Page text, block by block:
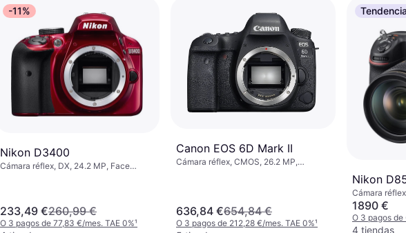
-11%
Nikon D3400
Cámara réflex, DX, 24.2 MP, Face
233,49 €260,99 €
O 3 pagos de 77,83 €/mes. TAE 0%¹
Canon EOS 6D Mark II
Cámara réflex, CMOS, 26.2 MP,
636,84 €654,84 €
O 3 pagos de 212,28 €/mes. TAE 0%¹
Nikon
Cámara
Drive,
1890 €
O 3 pagos
4 tiendas